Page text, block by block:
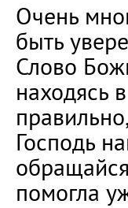
Очень
быть
Слово
находясь
Господь
помогла